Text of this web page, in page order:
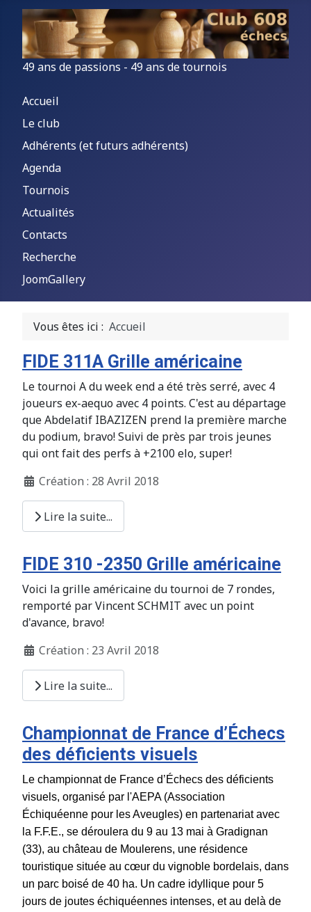
49 ans de passions - 49 ans de tournois
Accueil
Le club
Adhérents (et futurs adhérents)
Agenda
Tournois
Actualités
Contacts
Recherche
JoomGallery
Vous êtes ici : Accueil
FIDE 311A Grille américaine
Le tournoi A du week end a été très serré, avec 4
joueurs ex-aequo avec 4 points. C'est au départage
que Abdelatif IBAZIZEN prend la première marche
du podium, bravo! Suivi de près par trois jeunes
qui ont fait des perfs à +2100 elo, super!
Création : 28 Avril 2018
Lire la suite...
FIDE 310 -2350 Grille américaine
Voici la grille américaine du tournoi de 7 rondes,
remporté par Vincent SCHMIT avec un point
d'avance, bravo!
Création : 23 Avril 2018
Lire la suite...
Championnat de France d’Échecs
des déficients visuels
Le championnat de France d’Échecs des déficients
visuels, organisé par l'AEPA (Association
Échiquéenne pour les Aveugles) en partenariat avec
la F.F.E., se déroulera du 9 au 13 mai à Gradignan
(33), au château de Moulerens, une résidence
touristique située au cœur du vignoble bordelais, dans
un parc boisé de 40 ha. Un cadre idyllique pour 5
jours de joutes échiquéennes intenses, et au delà de